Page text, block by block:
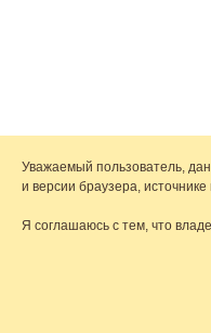
Уважаемый пользователь,
и версии браузера,
Я соглашаюсь с тем, что